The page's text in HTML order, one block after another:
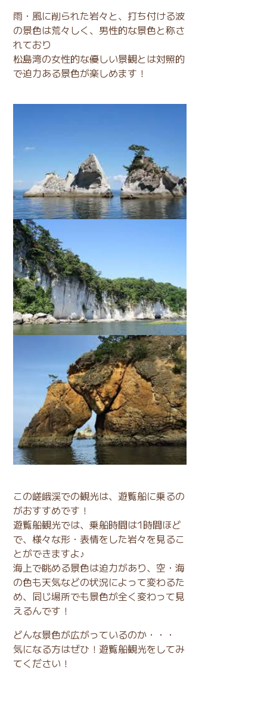
雨・風に削られた岩々と、打ち付ける波
の景色は荒々しく、男性的な景色と称さ
れており
松島湾の女性的な優しい景観とは対照的
で迫力ある景色が楽しめます！
この嵯峨渓での観光は、遊覧船に乗るの
がおすすめです！
遊覧船観光では、乗船時間は1時間ほど
で、様々な形・表情をした岩々を見るこ
とができますよ♪
海上で眺める景色は迫力があり、空・海
の色も天気などの状況によって変わるた
め、同じ場所でも景色が全く変わって見
えるんです！
どんな景色が広がっているのか・・・
気になる方はぜひ！遊覧船観光をしてみ
てください！